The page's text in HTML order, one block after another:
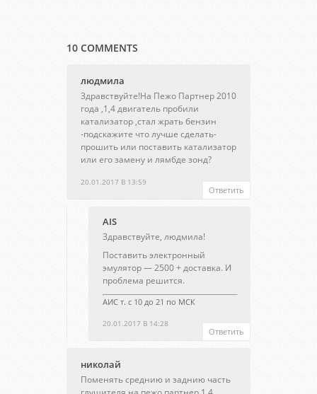
10 COMMENTS
людмила
20.01.2017 В 13:59
Здравствуйте!На Пежо Партнер 2010
года ,1,4 двигатель пробили
катализатор ,стал жрать бензин
-подскажите что лучше сделать-
прошить или поставить катализатор
или его замену и лямбде зонд?
Ответить
AIS
20.01.2017 В 14:28
Здравствуйте, людмила!
Поставить электронный
эмулятор — 2500 + доставка. И
проблема решится.
АИС т. с 10 до 21 по МСК
Ответить
николай
Поменять среднию и заднию часть